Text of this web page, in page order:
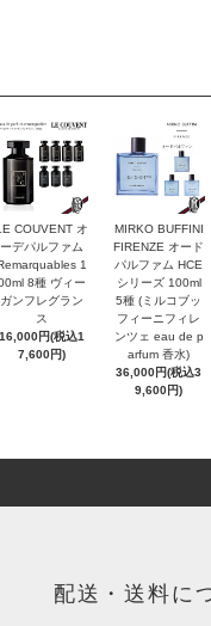
COUVENT オ
ーデパルファム
1
8種 ヴィー
ガンフレグラン
ス
16,000円(税込1
7,600円)
MIRKO BUFFINI
FIRENZE オード
パルファム HCE
シリーズ 100ml
5種 (ミルコブッ
フィーニフィレ
ンツェ eau de p
arfum 香水)
36,000円(税込3
9,600円)
配送・送料に